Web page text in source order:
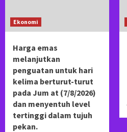
Ekonomi
Harga emas
melanjutkan
penguatan untuk hari
kelima berturut-turut
pada Jum at (7/8/2026)
dan menyentuh level
tertinggi dalam tujuh
pekan.